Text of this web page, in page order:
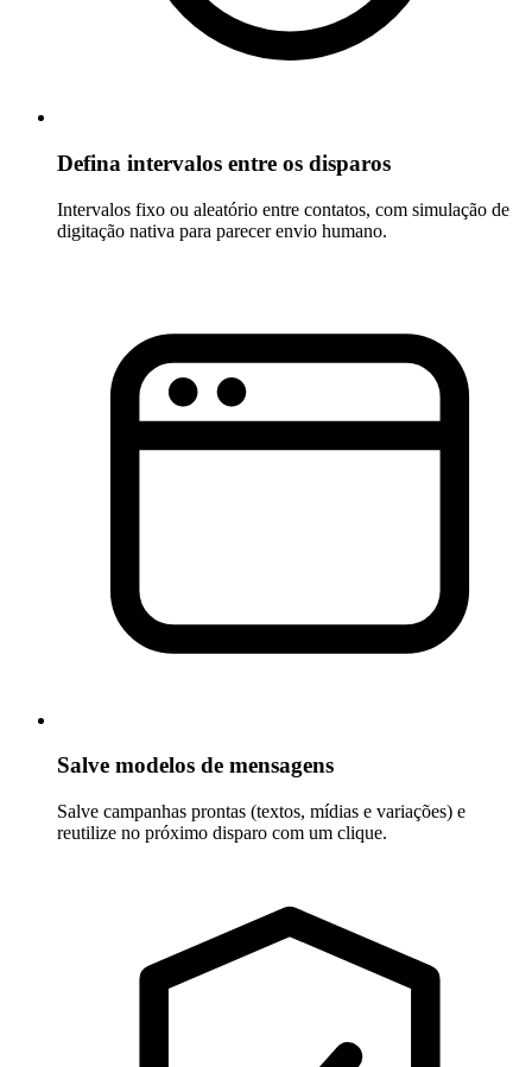
Defina intervalos entre os disparos
Intervalos fixo ou aleatório entre contatos, com simulação de
digitação nativa para parecer envio humano.
Salve modelos de mensagens
Salve campanhas prontas (textos, mídias e variações) e
reutilize no próximo disparo com um clique.